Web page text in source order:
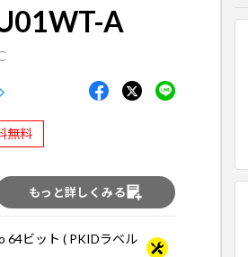
A
無料
もっと詳しくみる
64ビット ( PKIDラベル